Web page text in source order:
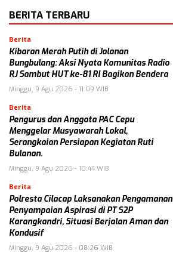
BERITA TERBARU
Berita
Kibaran Merah Putih di Jalanan
Bungbulang: Aksi Nyata Komunitas Radio
RJ Sambut HUT ke-81 RI Bagikan Bendera
Minggu, 9 Agu 2026 - 11:09 WIB
Berita
Pengurus dan Anggota PAC Cepu
Menggelar Musyawarah Lokal,
Serangkaian Persiapan Kegiatan Ruti
Bulanan.
Minggu, 9 Agu 2026 - 10:44 WIB
Berita
Polresta Cilacap Laksanakan Pengamanan
Penyampaian Aspirasi di PT S2P
Karangkandri, Situasi Berjalan Aman dan
Kondusif
Minggu, 9 Agu 2026 - 08:26 WIB